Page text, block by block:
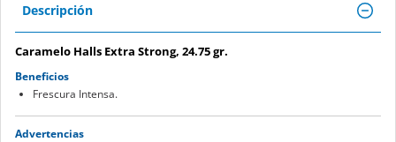
Descripción
Caramelo Halls Extra Strong, 24.75 gr.
Beneficios
Frescura Intensa.
Advertencias